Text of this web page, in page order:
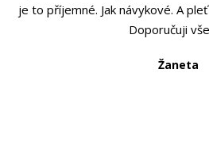
je to příjemné. Jak návykové. A
Doporučuji
Žaneta